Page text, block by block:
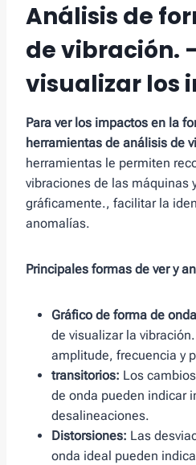
Análisis de
de vibración.
visualizar los
Para ver los impactos en la
herramientas de análisis de
herramientas le permiten
vibraciones de las máquinas
gráficamente., facilitar la
anomalías.
Principales formas de ver y
Gráfico de forma de
de visualizar la
amplitude, frecuencia y
transitorios: Los
de onda pueden indicar
desalineaciones.
Distorsiones: Las
onda ideal pueden